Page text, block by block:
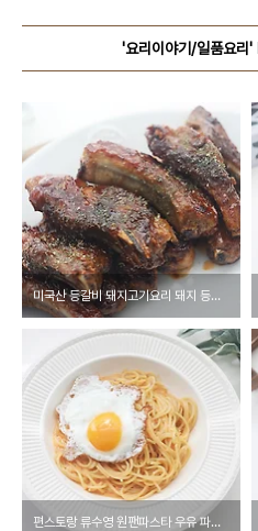
'요리이야기/일품요리'
미국산 등갈비 돼지고기요리 돼지 등갈비구이 바베큐 폭립 만들기
편스토랑 류수영 원팬파스타 우유 파스타 크림파스타 크림스파게티 만들기